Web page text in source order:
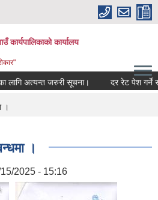
कार्यपालिकाको कार्यालय
लागि अत्यन्त जरुरी सूचना। दर रेट पेश गर्ने
।
।
2025 - 15:16